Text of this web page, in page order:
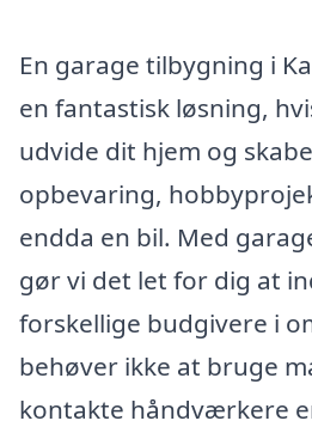
En garage tilbygning i
en fantastisk løsning,
udvide dit hjem og
opbevaring,
endda en bil. Med
gør vi det let for dig at
forskellige budgivere i
behøver ikke at bruge
kontakte håndværkere